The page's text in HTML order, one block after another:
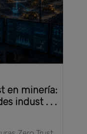
en minería:
indust . . .